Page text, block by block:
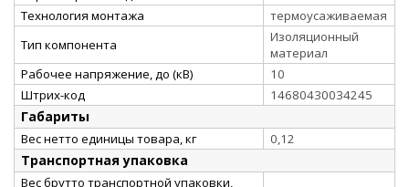
Технология монтажа
термоусаживаемая
Тип компонента
Изоляционный
материал
Рабочее напряжение, до (кВ)
10
Штрих-код
14680430034245
Габариты
Вес нетто единицы товара, кг 0,12
Транспортная упаковка
Вес брутто транспортной упаковки,